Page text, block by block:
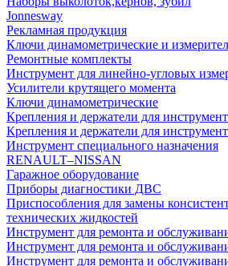
Jonnesway
Рекламная продукция
Ключи динамометрические и
Ремонтные комплекты
Инструмент для линейно-угловых
Усилители крутящего момента
Ключи динамометрические
Крепления и держатели для
Крепления и держатели для
Инструмент специального назначения
RENAULT–NISSAN
Гаражное оборудование
Приборы диагностики ДВС
Приспособления для замены
технических жидкостей
Инструмент для ремонта и
Инструмент для ремонта и
Инструмент для ремонта и